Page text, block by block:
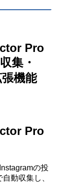
Pro
集・
機能
Pro
の投
動収集し、